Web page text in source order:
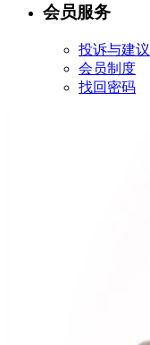
会员服务
投诉与建议
会员制度
找回密码